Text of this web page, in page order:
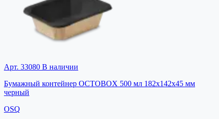
Арт. 33080 В наличии
Бумажный контейнер OCTOBOX 500 мл 182х142х45 мм
черный
OSQ